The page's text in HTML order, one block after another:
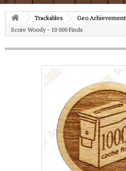
Trackables Geo
Score Woody - 10 000 Finds